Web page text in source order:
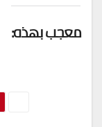
معجب بهذه: